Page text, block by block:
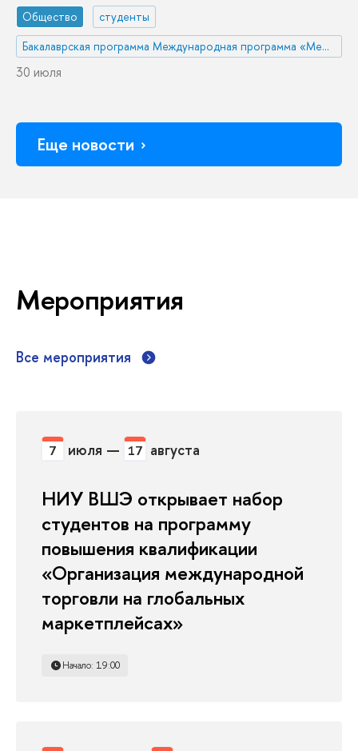
Общество
студенты
Бакалаврская программа Международная программа «Международные отношения и глобальные исследования»/ International Program 'International Relations and Global Studies'
30 июля
Еще новости
Мероприятия
Все мероприятия
7 июля — 17 августа
НИУ ВШЭ открывает набор
студентов на программу
повышения квалификации
«Организация международной
торговли на глобальных
маркетплейсах»
Начало: 19:00